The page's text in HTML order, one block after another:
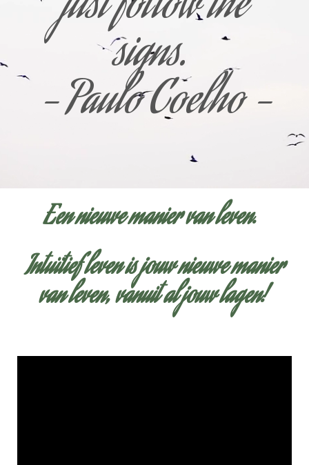
signs.
- Paulo Coelho -
Een nieuwe manier van leven.
Intuïtief leven is jouw nieuwe manier
van leven, vanuit al jouw lagen!